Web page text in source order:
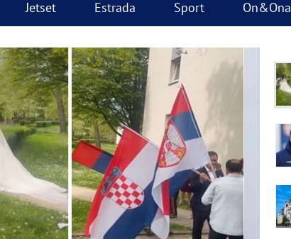
Jetset Estrada Sport On&Ona